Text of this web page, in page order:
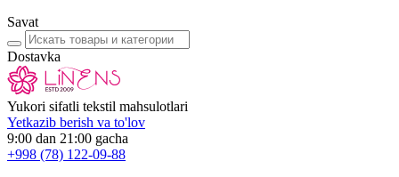
Savat
Dostavka
Yukori sifatli tekstil mahsulotlari
Yetkazib berish va to'lov
9:00 dan 21:00 gacha
+998 (78) 122-09-88